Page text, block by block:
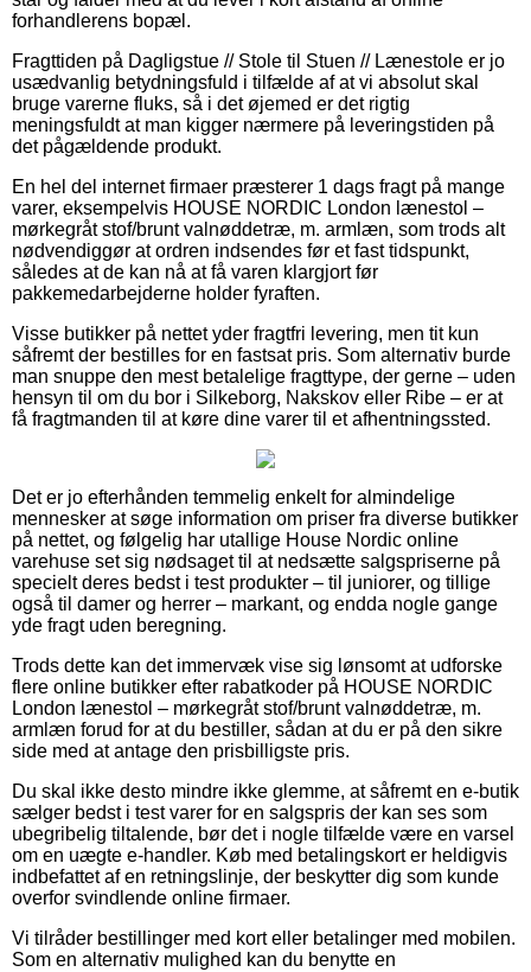
forhandlerens bopæl.
Fragttiden på Dagligstue // Stole til Stuen // Lænestole er jo
usædvanlig betydningsfuld i tilfælde af at vi absolut skal
bruge varerne fluks, så i det øjemed er det rigtig
meningsfuldt at man kigger nærmere på leveringstiden på
det pågældende produkt.
En hel del internet firmaer præsterer 1 dags fragt på mange
varer, eksempelvis HOUSE NORDIC London lænestol –
mørkegråt stof/brunt valnøddetræ, m. armlæn, som trods alt
nødvendiggør at ordren indsendes før et fast tidspunkt,
således at de kan nå at få varen klargjort før
pakkemedarbejderne holder fyraften.
Visse butikker på nettet yder fragtfri levering, men tit kun
såfremt der bestilles for en fastsat pris. Som alternativ burde
man snuppe den mest betalelige fragttype, der gerne – uden
hensyn til om du bor i Silkeborg, Nakskov eller Ribe – er at
få fragtmanden til at køre dine varer til et afhentningssted.
Det er jo efterhånden temmelig enkelt for almindelige
mennesker at søge information om priser fra diverse butikker
på nettet, og følgelig har utallige House Nordic online
varehuse set sig nødsaget til at nedsætte salgspriserne på
specielt deres bedst i test produkter – til juniorer, og tillige
også til damer og herrer – markant, og endda nogle gange
yde fragt uden beregning.
Trods dette kan det immervæk vise sig lønsomt at udforske
flere online butikker efter rabatkoder på HOUSE NORDIC
London lænestol – mørkegråt stof/brunt valnøddetræ, m.
armlæn forud for at du bestiller, sådan at du er på den sikre
side med at antage den prisbilligste pris.
Du skal ikke desto mindre ikke glemme, at såfremt en e-butik
sælger bedst i test varer for en salgspris der kan ses som
ubegribelig tiltalende, bør det i nogle tilfælde være en varsel
om en uægte e-handler. Køb med betalingskort er heldigvis
indbefattet af en retningslinje, der beskytter dig som kunde
overfor svindlende online firmaer.
Vi tilråder bestillinger med kort eller betalinger med mobilen.
Som en alternativ mulighed kan du benytte en